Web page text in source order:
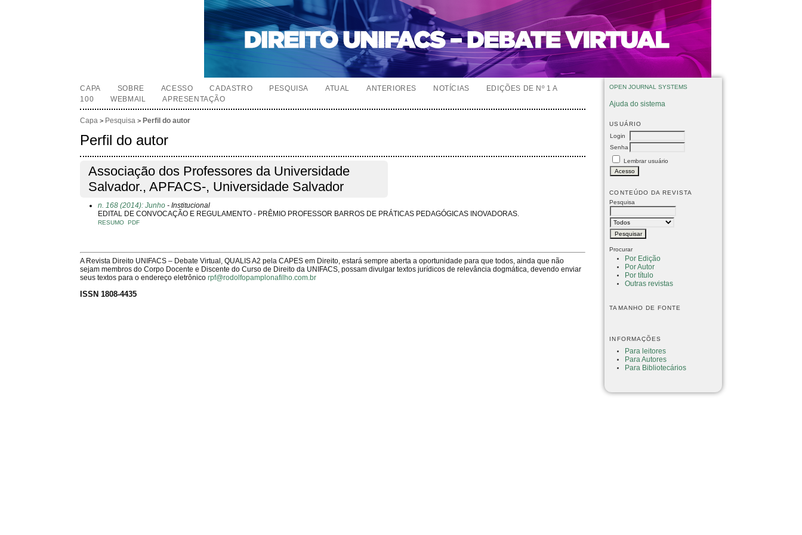
OPEN JOURNAL SYSTEMS
Ajuda do sistema
USUÁRIO
Login
Senha
Lembrar usuário
CONTEÚDO DA REVISTA
Pesquisa
Procurar
Por Edição
Por Autor
Por título
Outras revistas
TAMANHO DE FONTE
INFORMAÇÕES
Para leitores
Para Autores
Para Bibliotecários
CAPA SOBRE ACESSO CADASTRO PESQUISA ATUAL ANTERIORES NOTÍCIAS
EDIÇÕES DE Nº 1 A
100
WEBMAIL APRESENTAÇÃO
Capa > Pesquisa > Perfil do autor
Perfil do autor
Associação dos Professores da Universidade
Salvador., APFACS-, Universidade Salvador
n. 168 (2014): Junho - Institucional
EDITAL DE CONVOCAÇÃO E REGULAMENTO - PRÊMIO PROFESSOR BARROS DE PRÁTICAS PEDAGÓGICAS INOVADORAS.
RESUMO PDF
A Revista Direito UNIFACS – Debate Virtual, QUALIS A2 pela CAPES em Direito, estará sempre aberta a oportunidade para que todos, ainda que não
sejam membros do Corpo Docente e Discente do Curso de Direito da UNIFACS, possam divulgar textos jurídicos de relevância dogmática, devendo enviar
seus textos para o endereço eletrônicorpf@rodolfopamplonafilho.com.br
ISSN 1808-4435